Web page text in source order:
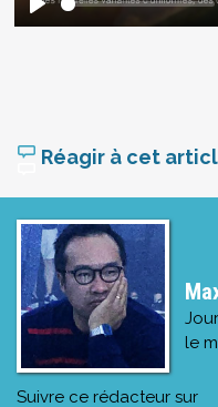
Réagir à cet
le
Suivre ce rédacteur sur